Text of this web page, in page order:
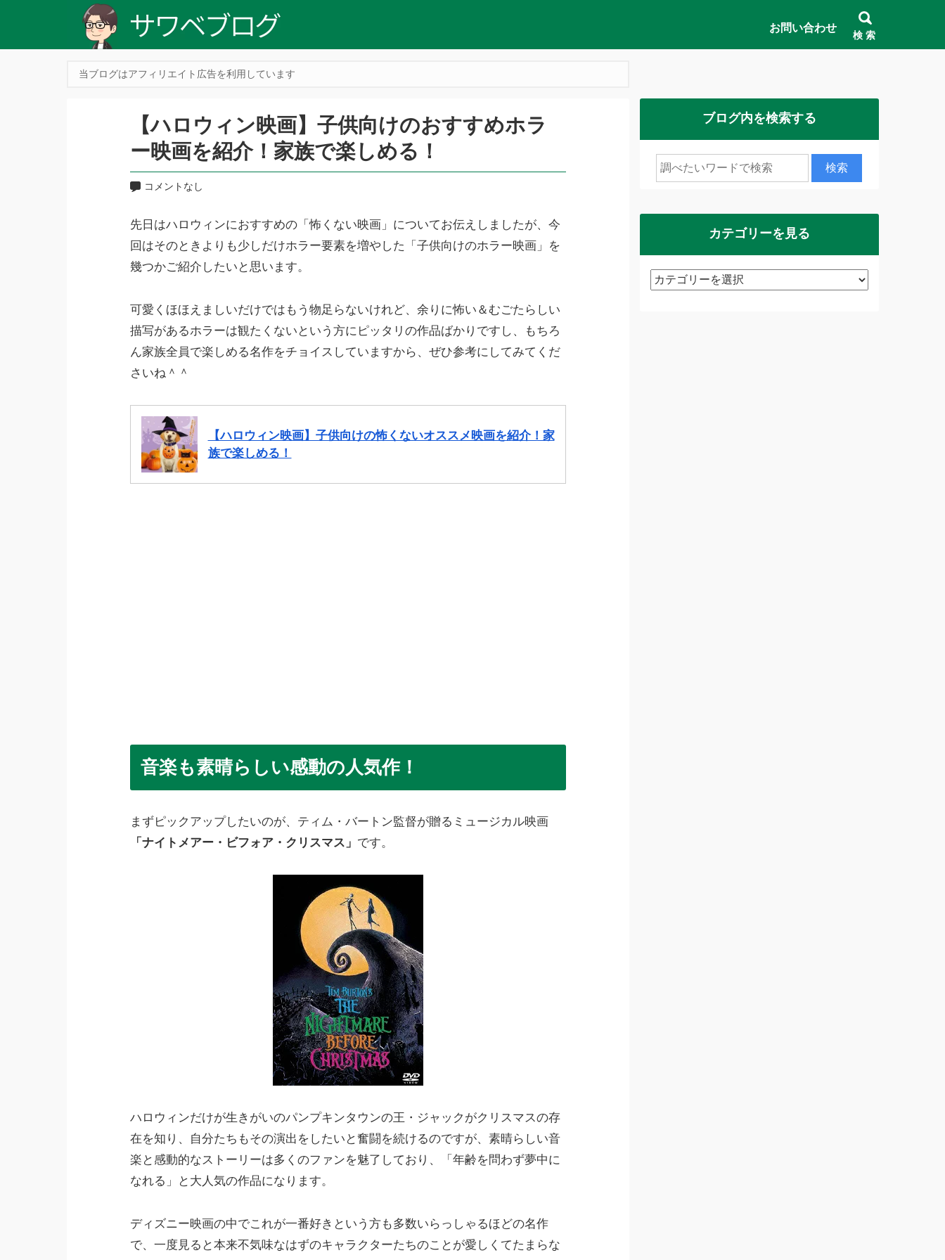
お問い合わせ
検 索
当ブログはアフィリエイト広告を利用しています
【ハロウィン映画】子供向けのおすすめホラ
ー映画を紹介！家族で楽しめる！
コメントなし
先日はハロウィンにおすすめの「怖くない映画」についてお伝えしましたが、今
回はそのときよりも少しだけホラー要素を増やした「子供向けのホラー映画」を
幾つかご紹介したいと思います。
可愛くほほえましいだけではもう物足らないけれど、余りに怖い＆むごたらしい
描写があるホラーは観たくないという方にピッタリの作品ばかりですし、もちろ
ん家族全員で楽しめる名作をチョイスしていますから、ぜひ参考にしてみてくだ
さいね＾＾
【ハロウィン映画】子供向けの怖くないオススメ映画を紹介！家
族で楽しめる！
音楽も素晴らしい感動の人気作！
まずピックアップしたいのが、ティム・バートン監督が贈るミュージカル映画
「ナイトメアー・ビフォア・クリスマス」 です。
ハロウィンだけが生きがいのパンプキンタウンの王・ジャックがクリスマスの存
在を知り、自分たちもその演出をしたいと奮闘を続けるのですが、素晴らしい音
楽と感動的なストーリーは多くのファンを魅了しており、「年齢を問わず夢中に
なれる」と大人気の作品になります。
ディズニー映画の中でこれが一番好きという方も多数いらっしゃるほどの名作
で、一度見ると本来不気味なはずのキャラクターたちのことが愛しくてたまらな
ブログ内を検索する
カテゴリーを見る
カ